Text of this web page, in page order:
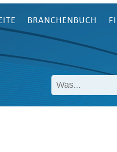
BRANCHENBUCH